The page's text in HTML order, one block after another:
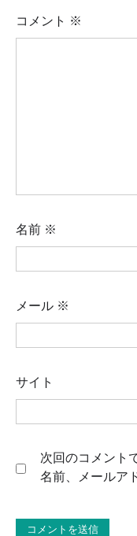
コメント ※
名前 ※
メール ※
サイト
次回のコメント
名前、メールア